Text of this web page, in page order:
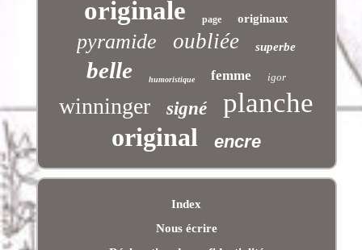
originale page originaux
pyramide oubliée superbe
belle humoristique femme igor
winninger signé planche
original encre
Index
Nous écrire